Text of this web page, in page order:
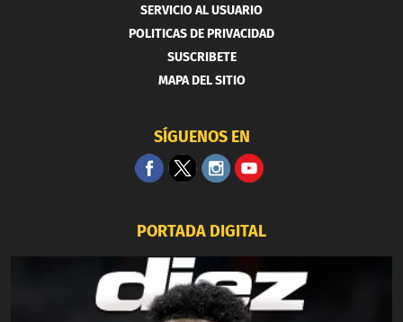
SERVICIO AL USUARIO
POLITICAS DE PRIVACIDAD
SUSCRIBETE
MAPA DEL SITIO
SÍGUENOS EN
PORTADA DIGITAL